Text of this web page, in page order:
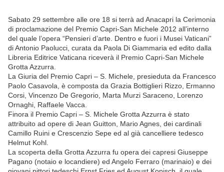
Sabato 29 settembre alle ore 18 si terrà ad Anacapri la Cerimonia
di proclamazione del Premio Capri-San Michele 2012 all’interno
del quale l’opera “Pensieri d’arte. Dentro e fuori i Musei Vaticani”
di Antonio Paolucci, curata da Paola Di Giammaria ed edito dalla
Libreria Editrice Vaticana riceverà il Premio Capri-San Michele
Grotta Azzurra.
La Giuria del Premio Capri – S. Michele, presieduta da Francesco
Paolo Casavola, è composta da Grazia Bottiglieri Rizzo, Ermanno
Corsi, Vincenzo De Gregorio, Marta Murzi Saraceno, Lorenzo
Ornaghi, Raffaele Vacca.
Finora il Premio Capri – S. Michele Grotta Azzurra è stato
attribuito ad opere di Jean Guitton, Mario Agnes, dei cardinali
Camillo Ruini e Crescenzio Sepe ed al già cancelliere tedesco
Helmut Kohl.
La scoperta della Grotta Azzurra fu opera dei capresi Giuseppe
Pagano (notaio e locandiere) ed Angelo Ferraro (marinaio) e dei